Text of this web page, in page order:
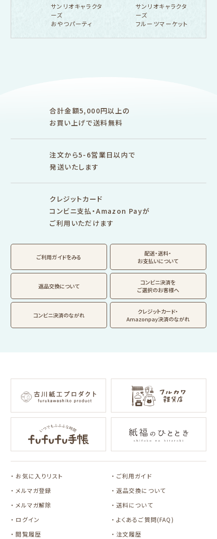
サンリオキャラクタ
ーズ
おやつパーティ
サンリオキャラクタ
ーズ
フルーツマーケット
雑貨類
フルカワはんこの商品を見る スタンプパッドの商品を見る
M5 M6
その他
サンリオキャラクタ
ーズ
おやつパーティ
トビマツショウイチ
ロウ
トコロコムギ
アルプスの少女ハイ
ジ
Lipton BEAR'S
カルビーレトロ
サンリオキャラクタ
ーズ
フルーツマーケット
お菓子などうぶつ
工房
キャラクター別
サンリオキャラクタ
ーズ
コラボ別
TEA STAND
おりがみ
シリーズで探す
翠 sui の商品を見る 結々 yuiyui の商品を見る
NIPPON365 の商品を見る
合計金額5,000円以上の
お買い上げで送料無料
注文から5-6営業日以内で
発送いたします
クレジットカード
コンビニ支払・Amazon Payが
ご利用いただけます
ご利用ガイドをみる
配送・送料・
お支払いについて
返品交換について
コンビニ決済を
ご選択のお客様へ
コンビニ決済のながれ
クレジットカード・
Amazonpay決済のながれ
お気に入りリスト
メルマガ登録
メルマガ解除
ログイン
ご利用ガイド
返品交換について
送料について
よくあるご質問(FAQ)
閲覧履歴
注文履歴